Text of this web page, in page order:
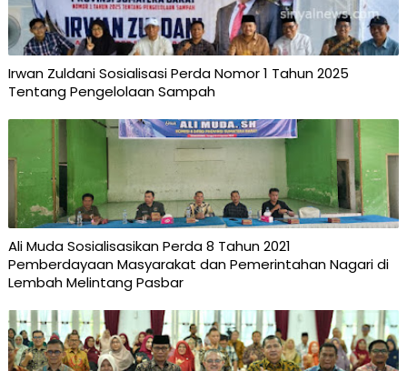
Irwan Zuldani Sosialisasi Perda Nomor 1 Tahun 2025
Tentang Pengelolaan Sampah
Ali Muda Sosialisasikan Perda 8 Tahun 2021
Pemberdayaan Masyarakat dan Pemerintahan Nagari di
Lembah Melintang Pasbar